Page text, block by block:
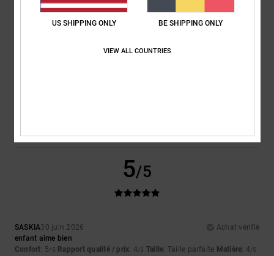
5.0
5/5
SASKIA30 juin 2026
Achat vérifié
enfant aime bien
Confort: 5/5 Rapport qualité / prix: 4/5 Taille: Taille parfaite Matière: 4/5
US SHIPPING ONLY BE SHIPPING ONLY
VIEW ALL COUNTRIES